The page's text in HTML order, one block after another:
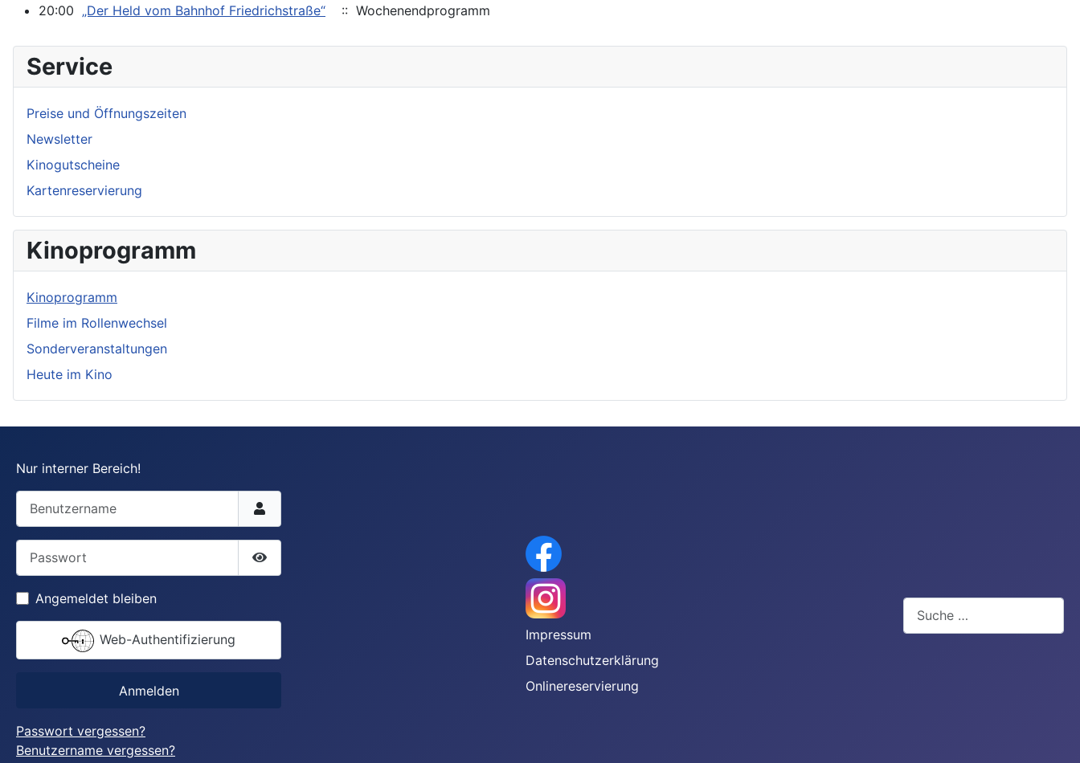
20:00 „Der Held vom Bahnhof Friedrichstraße“ :: Wochenendprogramm
Service
Preise und Öffnungszeiten
Newsletter
Kinogutscheine
Kartenreservierung
Kinoprogramm
Kinoprogramm
Filme im Rollenwechsel
Sonderveranstaltungen
Heute im Kino
Nur interner Bereich!
Benutzername
Passwort
Passwort anzeigen
Angemeldet bleiben
Web-Authentifizierung
Anmelden
Passwort vergessen?
Benutzername vergessen?
Impressum
Datenschutzerklärung
Onlinereservierung
Suchen